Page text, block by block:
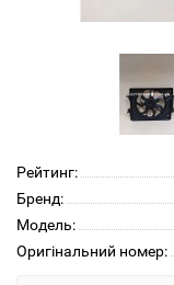
Рейтинг:
Бренд:
Модель:
Оригінальний номер: